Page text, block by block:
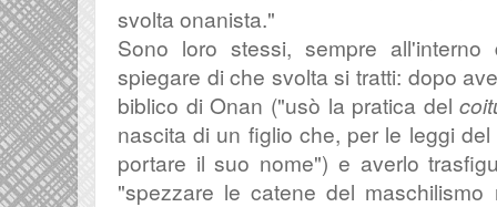
svolta onanista."
Sono loro stessi, sempre
spiegare di che svolta si tratti: dopo
biblico di Onan ("usò la pratica del
nascita di un figlio che, per le leggi
portare il suo nome") e averlo
"spezzare le catene del